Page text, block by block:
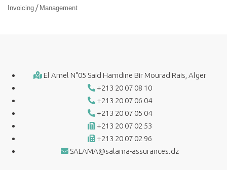
Invoicing / Management
El Amel N°05 Said Hamdine Bir Mourad Rais, Alger
+213 20 07 08 10
+213 20 07 06 04
+213 20 07 05 04
+213 20 07 02 53
+213 20 07 02 96
SALAMA@salama-assurances.dz